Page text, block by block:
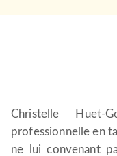
Christelle
professionnelle en
ne lui convenant